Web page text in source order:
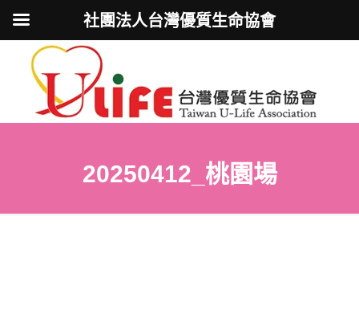
20250412_桃園場
社團法人台灣優質生命協會